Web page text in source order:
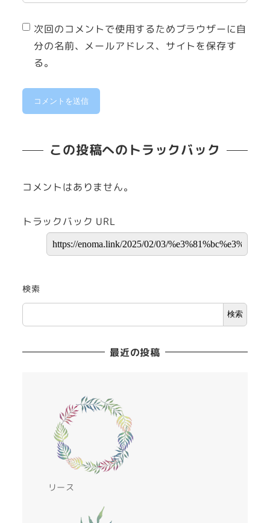
次回のコメントで使用するためブラウザーに自
分の名前、メールアドレス、サイトを保存す
る。
この投稿へのトラックバック
コメントはありません。
トラックバック URL
検索
検索
最近の投稿
リース